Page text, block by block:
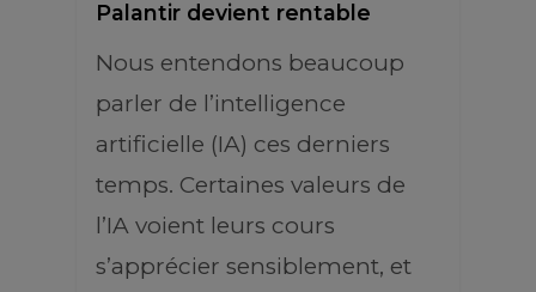
Palantir devient rentable
Nous entendons beaucoup
parler de l’intelligence
artificielle (IA) ces derniers
temps. Certaines valeurs de
l’IA voient leurs cours
s’apprécier sensiblement, et